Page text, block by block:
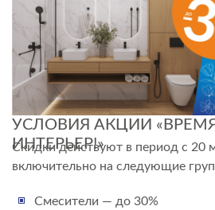
УСЛОВИЯ АКЦИИ
ИНТЕРЬЕР!»
Скидки действуют в период с 20
включительно на следующие
Смесители — до 30%